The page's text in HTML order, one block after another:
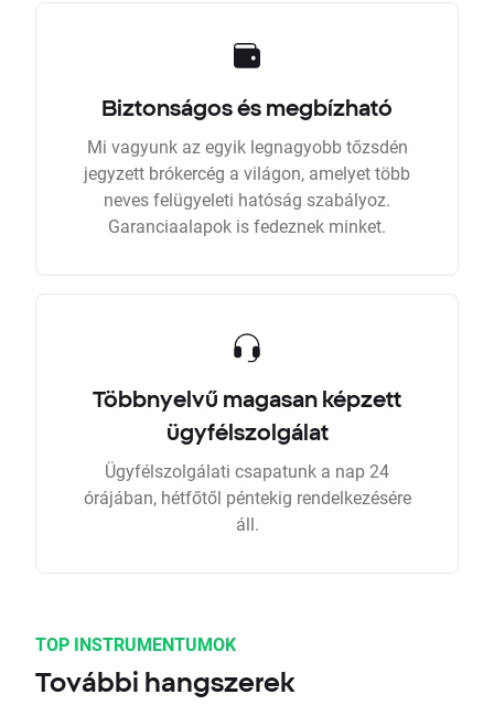
Biztonságos és megbízható
Mi vagyunk az egyik legnagyobb tőzsdén
jegyzett brókercég a világon, amelyet több
neves felügyeleti hatóság szabályoz.
Garanciaalapok is fedeznek minket.
Többnyelvű magasan képzett
ügyfélszolgálat
Ügyfélszolgálati csapatunk a nap 24
órájában, hétfőtől péntekig rendelkezésére
áll.
TOP INSTRUMENTUMOK
További hangszerek